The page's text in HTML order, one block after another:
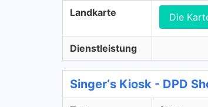
Landkarte Die
Dienstleistung
Singer‘s Kiosk - DPD